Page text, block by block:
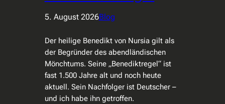
5. August 2026Blog
Der heilige Benedikt von Nursia gilt als
der Begründer des abendländischen
Mönchtums. Seine „Benediktregel“ ist
fast 1.500 Jahre alt und noch heute
aktuell. Sein Nachfolger ist Deutscher –
und ich habe ihn getroffen.